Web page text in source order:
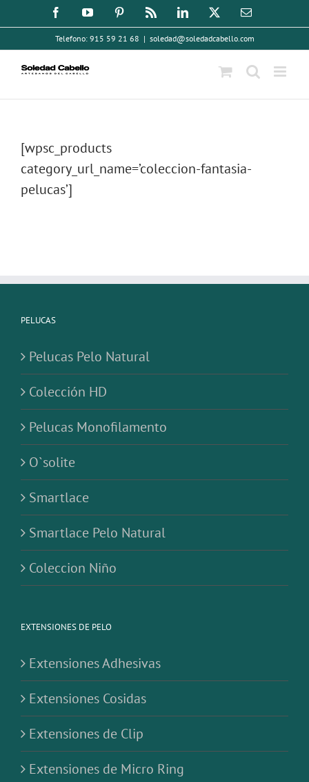
al
contenido
FacebookYouTube Pinterest LinkedIn
Correo
Telefono: 915 59 21 68 | soledad@soledadcabello.com
[wpsc_products
category_url_name=’coleccion-fantasia-
pelucas’]
PELUCAS
Pelucas Pelo Natural
Colección HD
Pelucas Monofilamento
O`solite
Smartlace
Smartlace Pelo Natural
Coleccion Niño
EXTENSIONES DE PELO
Extensiones Adhesivas
Extensiones Cosidas
Extensiones de Clip
Extensiones de Micro Ring